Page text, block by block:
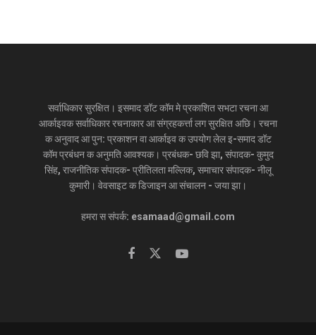
सर्वाधिकार सुरक्षित। इसमाद डॉट कॉम मे प्रकाशित सभटा रचना आ
आर्काइवक सर्वाधिकार रचनाकार आ संग्रहकर्त्ता लग सुरक्षित अछि। रचना
क अनुवाद आ पुन: प्रकाशन वा आर्काइव क उपयोग लेल इ-समाद डॉट
कॉम प्रबंधन क अनुमति आवश्यक। प्रबंधक- छवि झा, संपादक- कुमुद
सिंह, राजनीतिक संपादक- प्रीतिलता मल्लिक, समाचार संपादक- नीलू
कुमारी। वेवसाइट क डिजाइन आ संचालन - जया झा।
हमरा स संपर्क: esamaad@gmail.com